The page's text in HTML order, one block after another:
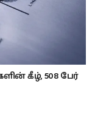
கீழ், 508 பேர்